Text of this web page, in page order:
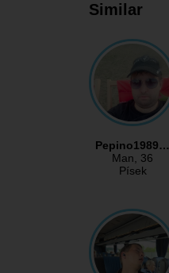
Similar
Pepino1989…
Man, 36
Písek